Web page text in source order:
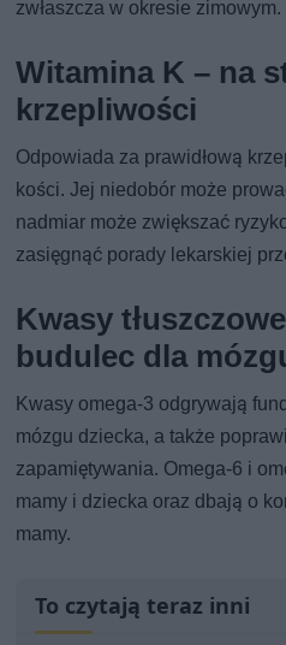
zwłaszcza w okresie zimowym.
Witamina K – na
krzepliwości
Odpowiada za prawidłową
kości. Jej niedobór może
nadmiar może zwiększać
zasięgnąć porady lekarskiej
Kwasy
budulec dla
Kwasy omega-3 odgrywają
mózgu dziecka, a także
zapamiętywania. Omega-6 i
mamy i dziecka oraz dbają o
mamy.
To czytają teraz inni